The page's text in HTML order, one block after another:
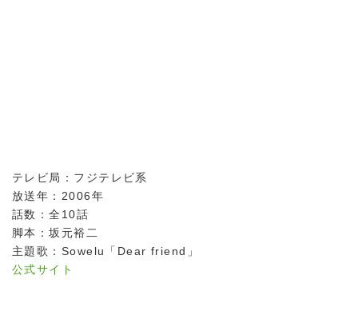
テレビ局：フジテレビ系
放送年：2006年
話数：全10話
脚本：坂元裕二
主題歌：Sowelu「Dear friend」
公式サイト